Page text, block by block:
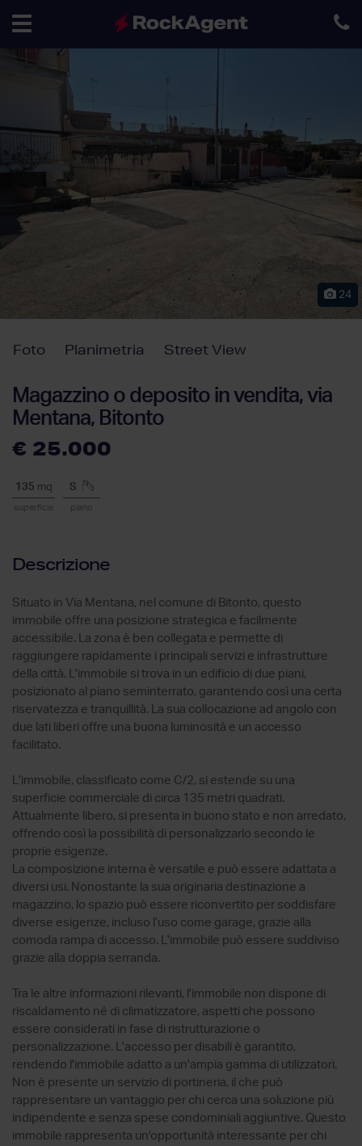
navigation
Magazzino o deposito in vendita, via
Mentana, Bitonto
€ 25.000
135 mq
superficie
S
piano
24
Foto Planimetria Street View
Descrizione
Situato in Via Mentana, nel comune di Bitonto, questo
immobile offre una posizione strategica e facilmente
accessibile. La zona è ben collegata e permette di
raggiungere rapidamente i principali servizi e infrastrutture
della città. L'immobile si trova in un edificio di due piani,
posizionato al piano seminterrato, garantendo così una certa
riservatezza e tranquillità. La sua collocazione ad angolo con
due lati liberi offre una buona luminosità e un accesso
facilitato.
L'immobile, classificato come C/2, si estende su una
superficie commerciale di circa 135 metri quadrati.
Attualmente libero, si presenta in buono stato e non arredato,
offrendo così la possibilità di personalizzarlo secondo le
proprie esigenze.
La composizione interna è versatile e può essere adattata a
diversi usi. Nonostante la sua originaria destinazione a
magazzino, lo spazio può essere riconvertito per soddisfare
diverse esigenze, incluso l’uso come garage, grazie alla
comoda rampa di accesso. L'immobile può essere suddiviso
grazie alla doppia serranda.
Tra le altre informazioni rilevanti, l'immobile non dispone di
riscaldamento né di climatizzatore, aspetti che possono
essere considerati in fase di ristrutturazione o
personalizzazione. L'accesso per disabili è garantito,
rendendo l'immobile adatto a un'ampia gamma di utilizzatori.
Non è presente un servizio di portineria, il che può
rappresentare un vantaggio per chi cerca una soluzione più
indipendente e senza spese condominiali aggiuntive. Questo
immobile rappresenta un'opportunità interessante per chi